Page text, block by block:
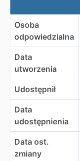
Osoba
odpowiedzialna
Data
utworzenia
Udostępnił
Data
udostępnienia
Data ost.
zmiany